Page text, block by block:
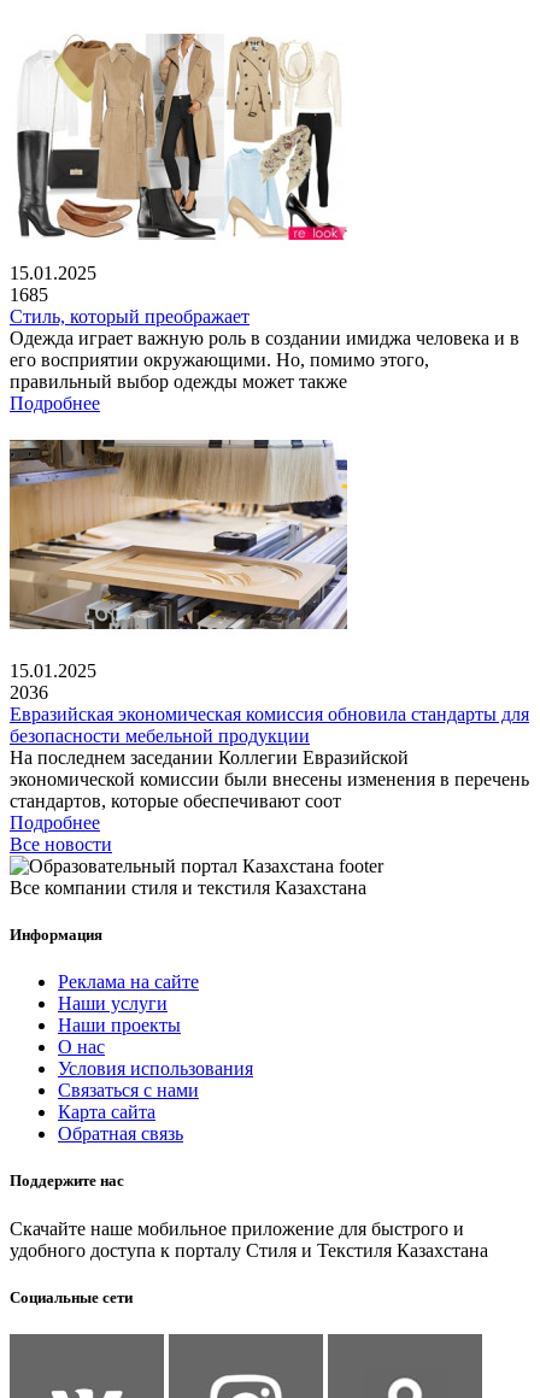
15.01.2025
1685
Стиль, который преображает
Одежда играет важную роль в создании имиджа человека и в
его восприятии окружающими. Но, помимо этого,
правильный выбор одежды может также
Подробнее
15.01.2025
2036
Евразийская экономическая комиссия обновила стандарты для
безопасности мебельной продукции
На последнем заседании Коллегии Евразийской
экономической комиссии были внесены изменения в перечень
стандартов, которые обеспечивают соот
Подробнее
Все новости
Все компании стиля и текстиля Казахстана
Информация
Реклама на сайте
Наши услуги
Наши проекты
О нас
Условия использования
Связаться с нами
Карта сайта
Обратная связь
Поддержите нас
Скачайте наше мобильное приложение для быстрого и
удобного доступа к порталу Стиля и Текстиля Казахстана
Социальные сети